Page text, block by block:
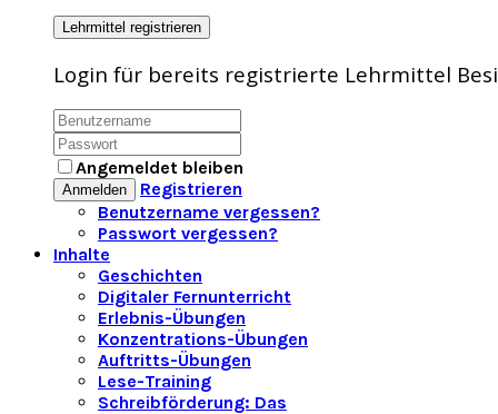
Lehrmittel registrieren
Login für bereits registrierte Lehrmittel
Angemeldet bleiben
Anmelden
Registrieren
Benutzername vergessen?
Passwort vergessen?
Inhalte
Geschichten
Digitaler Fernunterricht
Erlebnis-Übungen
Konzentrations-Übungen
Auftritts-Übungen
Lese-Training
Schreibförderung: Das